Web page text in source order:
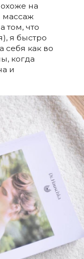
на
массаж
том, что
я быстро
себя как во
когда
и